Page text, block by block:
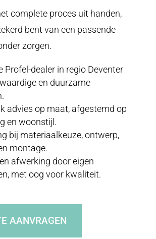
complete proces uit handen,
bent van een passende
zorgen.
Profel-dealer in regio Deventer
en duurzame
advies op maat, afgestemd op
en woonstijl.
bij materiaalkeuze, ontwerp,
montage.
afwerking door eigen
met oog voor kwaliteit.
AANVRAGEN